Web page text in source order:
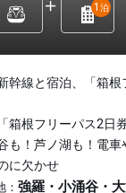
1 泊
幹線と宿泊、「箱
根フリーパス2日
も！芦ノ湖も！電
に欠かせ
： 強羅・小涌谷・